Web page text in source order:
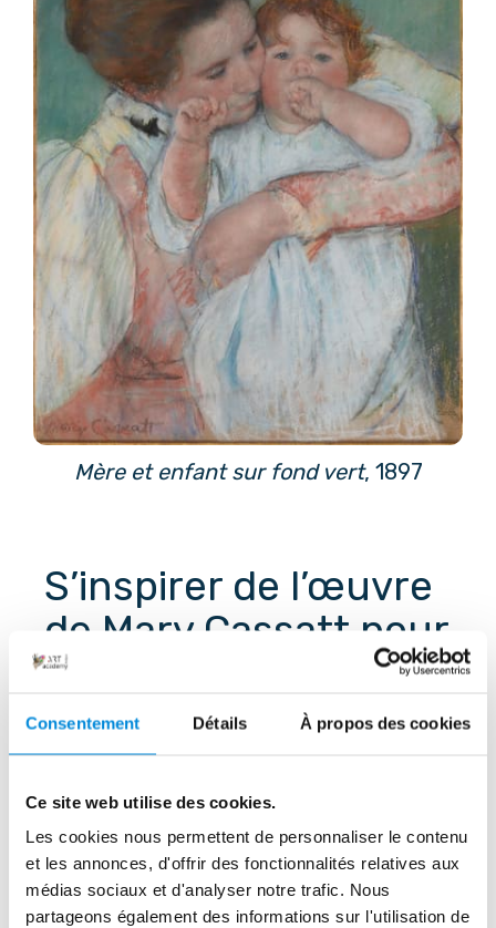
Consentement Détails À propos des cookies
Ce site web utilise des cookies.
Les cookies nous permettent de personnaliser le contenu
et les annonces, d'offrir des fonctionnalités relatives aux
médias sociaux et d'analyser notre trafic. Nous
partageons également des informations sur l'utilisation de
Mère et enfant sur fond vert, 1897
S’inspirer de l’œuvre
de Mary Cassatt pour
peindre
Cassatt ne demande pas des décors
complexes ou des heures de détails
minutieux ! Au contraire, c’est l’occasion
de revenir à l’essentiel. Voici quelques